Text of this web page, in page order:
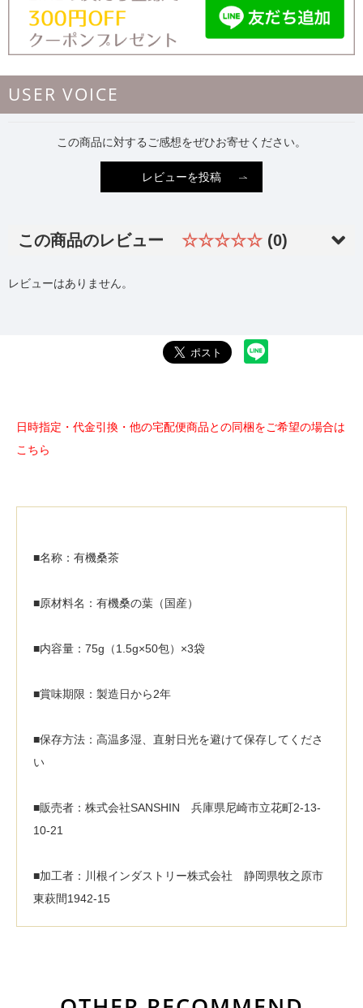
USER VOICE
この商品に対するご感想をぜひお寄せください。
レビューを投稿
この商品のレビュー ☆☆☆☆☆ (0)
レビューはありません。
日時指定・代金引換・他の宅配便商品との同梱をご希望の場合は
こちら
■名称：有機桑茶
■原材料名：有機桑の葉（国産）
■内容量：75g（1.5g×50包）×3袋
■賞味期限：製造日から2年
■保存方法：高温多湿、直射日光を避けて保存してくださ
い
■販売者：株式会社SANSHIN 兵庫県尼崎市立花町2-13-
10-21
■加工者：川根インダストリー株式会社 静岡県牧之原市
東萩間1942-15